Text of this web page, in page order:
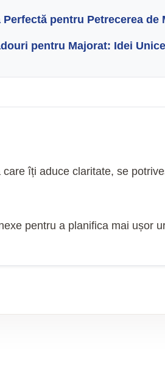
pentru Petrecerea
pentru Majorat: Idei
îți aduce claritate, se
pentru a planifica mai ușor